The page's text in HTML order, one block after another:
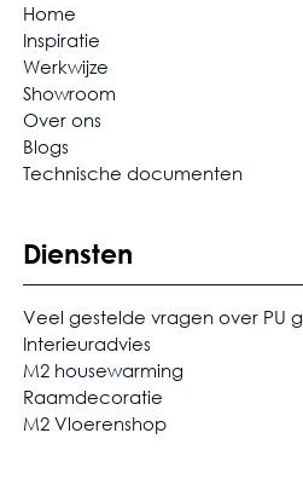
Home
Inspiratie
Werkwijze
Showroom
Over ons
Blogs
Technische documenten
Diensten
Veel gestelde vragen over PU
Interieuradvies
M2 housewarming
Raamdecoratie
M2 Vloerenshop